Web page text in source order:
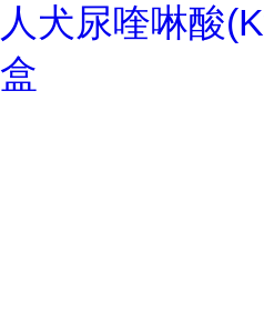
人犬尿喹啉酸
盒